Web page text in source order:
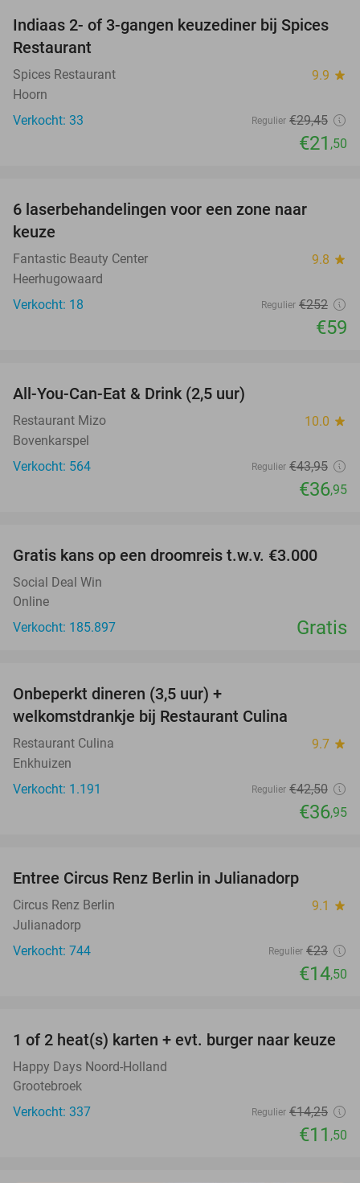
27%
Indiaas 2- of 3-gangen keuzediner bij Spices
Restaurant
Spices Restaurant 9.9 star
Hoorn
Verkocht: 33
Regulier €29,45
€21 ,50
6 laserbehandelingen voor een zone naar
keuze
Fantastic Beauty Center 9.8 star
Heerhugowaard
Verkocht: 18
Regulier €252
€59
All-You-Can-Eat & Drink (2,5 uur)
Restaurant Mizo 10.0 star
Bovenkarspel
Verkocht: 564
Regulier €43,95
€36,95
Gratis kans op een droomreis t.w.v. €3.000
Social Deal Win
Online
Verkocht: 185.897
Gratis
Onbeperkt dineren (3,5 uur) +
welkomstdrankje bij Restaurant Culina
Restaurant Culina 9.7 star
Enkhuizen
Verkocht: 1.191
Regulier €42,50
€36,95
Entree Circus Renz Berlin in Julianadorp
Circus Renz Berlin 9.1 star
Julianadorp
Verkocht: 744
Regulier €23
€14,50
19%
1 of 2 heat(s) karten + evt. burger naar keuze
Happy Days Noord-Holland
Grootebroek
Verkocht: 337
Regulier €14,25
€11 ,50